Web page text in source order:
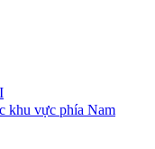
khu vực phía Nam